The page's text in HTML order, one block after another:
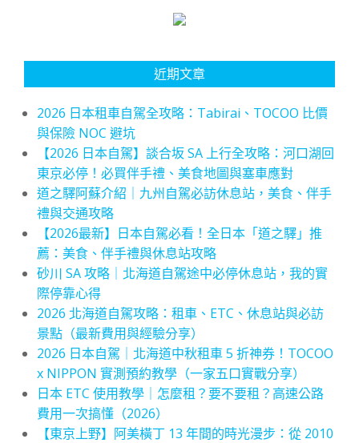
近期文章
2026 日本租車自駕全攻略：Tabirai、TOCOO 比價
與保險 NOC 避坑
【2026 日本自駕】談合坂 SA 上行全攻略：河口湖回
東京必停！必買伴手禮、美食地圖與塞車應對
道之驛阿蘇介紹｜九州自駕必訪休息站，美食、伴手
禮與交通攻略
【2026最新】日本自駕必看！全日本「道之驛」推
薦：美食、伴手禮與休息站攻略
砂川 SA 攻略｜北海道自駕途中必停休息站，我的實
際停靠心得
2026 北海道自駕攻略：租車、ETC、休息站與必訪
景點（最新費用與經驗分享）
2026 日本自駕｜北海道中秋租車 5 折神券！TOCOO
x NIPPON 實測預約教學（一家五口實戰分享）
日本 ETC 使用教學｜怎麼租？要不要租？高速公路
費用一次搞懂（2026）
【東京上野】阿美橫丁 13 年間的時光漫步：從 2010